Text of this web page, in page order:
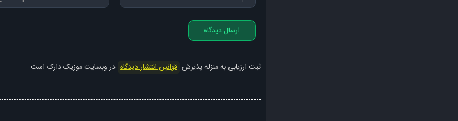
ارسال دیدگاه
ثبت ارزیابی به منزله پذیرش قوانین انتشار دیدگاه در وبسایت موزیک دارک است.